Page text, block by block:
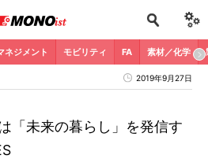
ネジメント モビリティ FA 素材／化学
2019年9月27日
「未来の暮らし」を発信す